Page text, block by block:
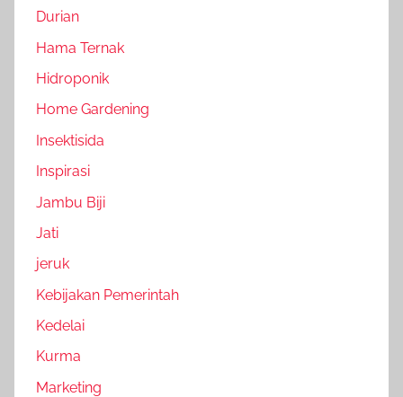
Durian
Hama Ternak
Hidroponik
Home Gardening
Insektisida
Inspirasi
Jambu Biji
Jati
jeruk
Kebijakan Pemerintah
Kedelai
Kurma
Marketing